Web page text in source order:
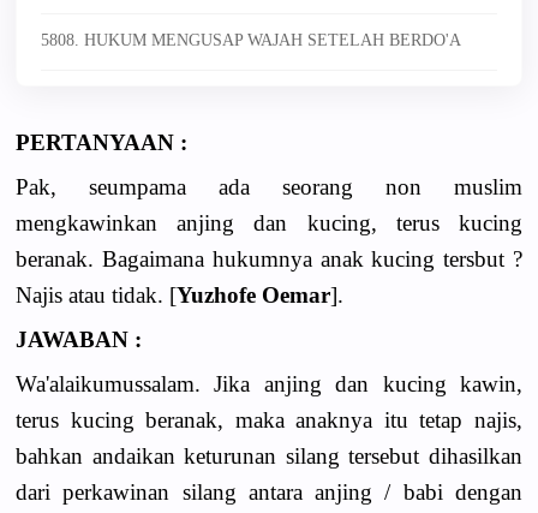
5808. HUKUM MENGUSAP WAJAH SETELAH BERDO'A
PERTANYAAN :
Pak, seumpama ada seorang non muslim
mengkawinkan anjing dan kucing, terus kucing
beranak. Bagaimana hukumnya anak kucing tersbut ?
Najis atau tidak. [Yuzhofe Oemar].
JAWABAN :
Wa'alaikumussalam. Jika anjing dan kucing kawin,
terus kucing beranak, maka anaknya itu tetap najis,
bahkan andaikan keturunan silang tersebut dihasilkan
dari perkawinan silang antara anjing / babi dengan